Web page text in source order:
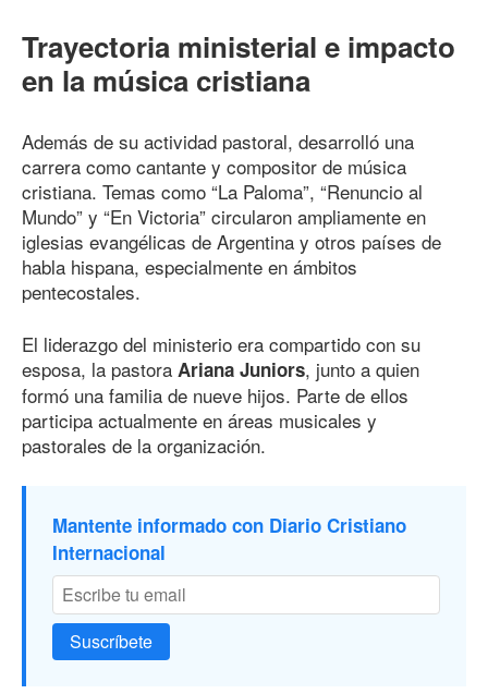
Trayectoria ministerial e impacto
en la música cristiana
Además de su actividad pastoral, desarrolló una
carrera como cantante y compositor de música
cristiana. Temas como “La Paloma”, “Renuncio al
Mundo” y “En Victoria” circularon ampliamente en
iglesias evangélicas de Argentina y otros países de
habla hispana, especialmente en ámbitos
pentecostales.
El liderazgo del ministerio era compartido con su
esposa, la pastora Ariana Juniors, junto a quien
formó una familia de nueve hijos. Parte de ellos
participa actualmente en áreas musicales y
pastorales de la organización.
Mantente informado con Diario Cristiano
Internacional
Suscríbete